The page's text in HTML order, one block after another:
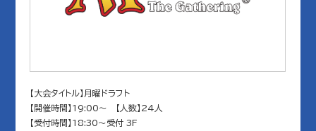
【大会タイトル】月曜ドラフト
【開催時間】19:00～ 【人数】24人
【受付時間】18:30～受付 3F